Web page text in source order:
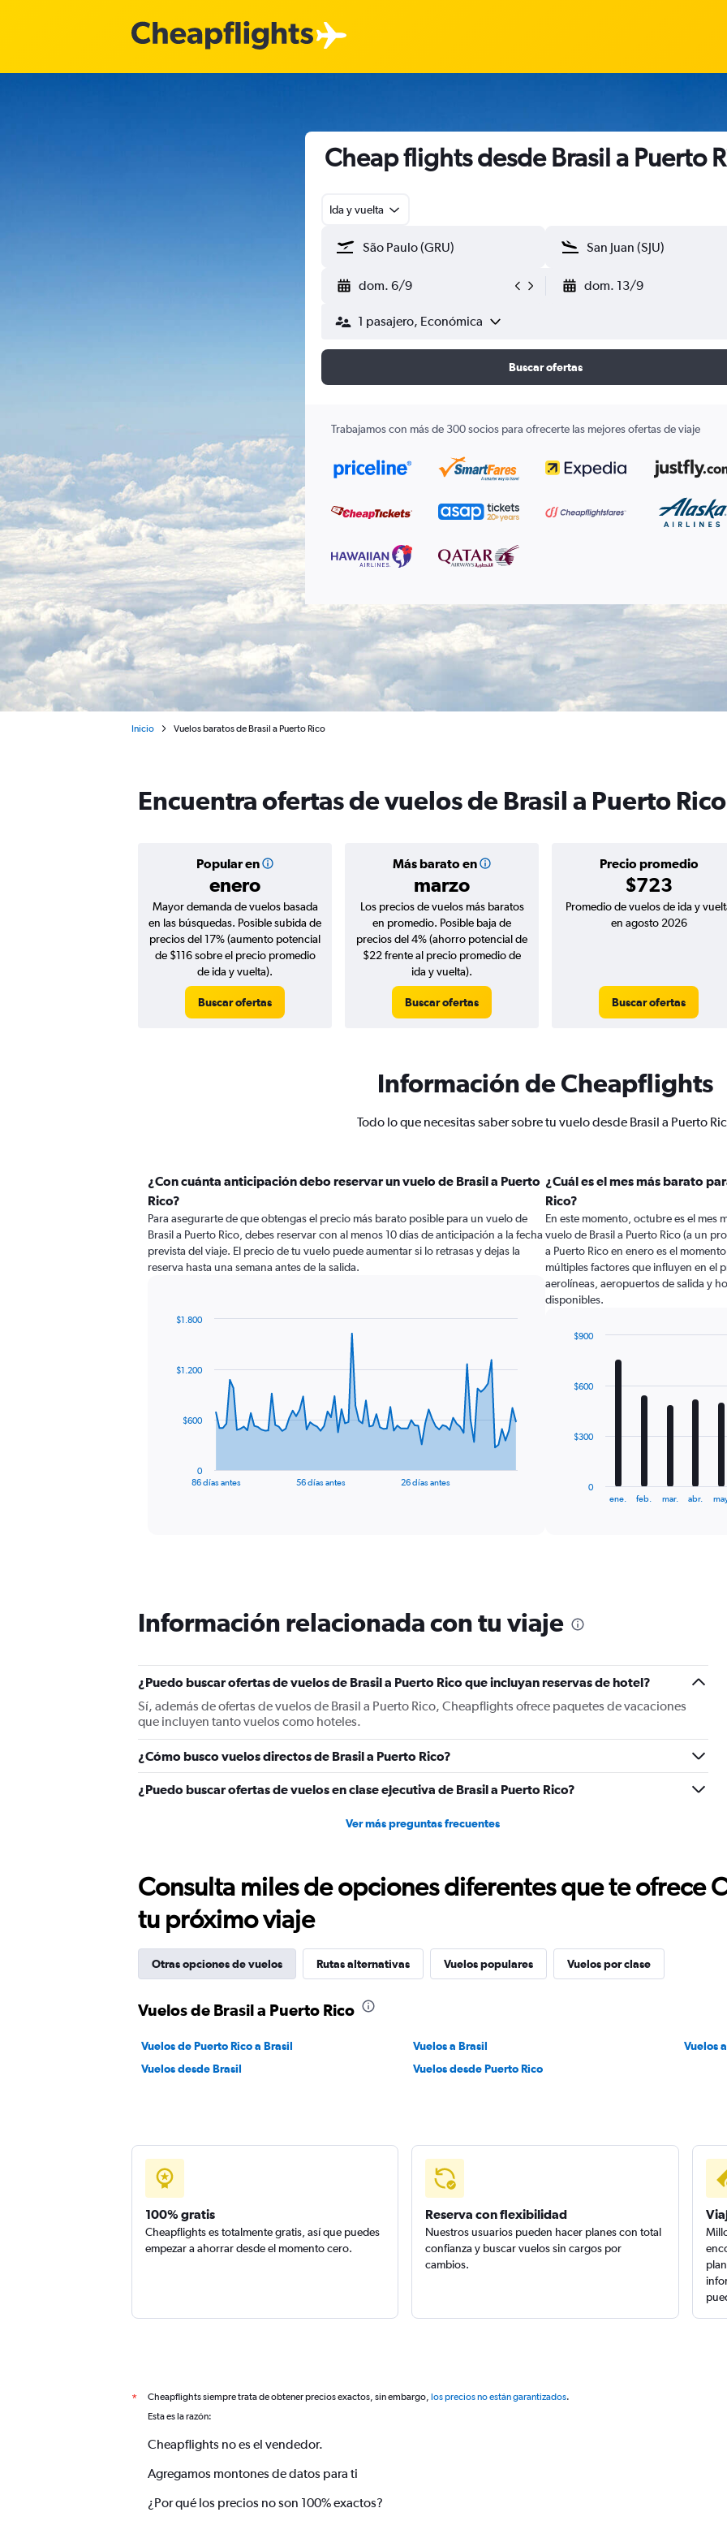
Cheap flights desde Brasil a Puerto
Ida y vuelta
dom. 6/9 dom. 13/9
1 pasajero, Económica
Buscar ofertas
Trabajamos con más de 300 socios para ofrecerte las mejores ofertas de viaje
Inicio Vuelos baratos de Brasil a Puerto Rico
Encuentra ofertas de vuelos de Brasil a Puerto Rico
Popular en
enero
Más barato en
marzo
Precio promedio
$723
Mayor demanda de vuelos basada
en las búsquedas. Posible subida de
precios del 17% (aumento potencial
de $116 sobre el precio promedio
de ida y vuelta).
Buscar ofertas
Los precios de vuelos más baratos
en promedio. Posible baja de
precios del 4% (ahorro potencial de
$22 frente al precio promedio de
ida y vuelta).
Buscar ofertas
Promedio de vuelos de ida y
en agosto 2026
Buscar ofertas
Información de Cheapflights
Todo lo que necesitas saber sobre tu vuelo desde Brasil a Puerto
¿Con cuánta anticipación debo reservar un vuelo de Brasil a Puerto
Rico?
Para asegurarte de que obtengas el precio más barato posible para un vuelo de
Brasil a Puerto Rico, debes reservar con al menos 10 días de anticipación a la fecha
prevista del viaje. El precio de tu vuelo puede aumentar si lo retrasas y dejas la
reserva hasta una semana antes de la salida.
data
The
has
1
axis
displaying
Range:
0
to
1800.
86 días antes 56 días antes 26 días antes
0
$600
$1.200
$1.800
¿Cuál es el mes más barato
Rico?
En este momento, octubre es el mes
vuelo de Brasil a Puerto Rico (a un
a Puerto Rico en enero es el
múltiples factores que influyen en el
aerolíneas, aeropuertos de salida y
disponibles.
12
The
chart
Y
axis
displaying
values.
0
900.
ene. feb. mar. abr.
0
$300
$600
$900
Información relacionada con tu viaje
¿Puedo buscar ofertas de vuelos de Brasil a Puerto Rico que incluyan reservas de hotel?
Sí, además de ofertas de vuelos de Brasil a Puerto Rico, Cheapflights ofrece paquetes de vacaciones
que incluyen tanto vuelos como hoteles.
¿Cómo busco vuelos directos de Brasil a Puerto Rico?
¿Puedo buscar ofertas de vuelos en clase ejecutiva de Brasil a Puerto Rico?
Ver más preguntas frecuentes
Consulta miles de opciones diferentes que te ofrece
tu próximo viaje
Otras opciones de vuelos Rutas alternativas Vuelos populares Vuelos por clase
Vuelos de Brasil a Puerto Rico
Vuelos de Puerto Rico a Brasil Vuelos a Brasil
Vuelos
Vuelos desde Brasil
Vuelos desde Puerto Rico
100% gratis
Cheapflights es totalmente gratis, así que puedes
empezar a ahorrar desde el momento cero.
Reserva con flexibilidad
Nuestros usuarios pueden hacer planes con total
confianza y buscar vuelos sin cargos por
cambios.
* Cheapflights siempre trata de obtener precios exactos, sin embargo, los precios no están garantizados.
Esta es la razón:
Cheapflights no es el vendedor.
Agregamos montones de datos para ti
¿Por qué los precios no son 100% exactos?